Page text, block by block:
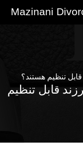
قابل تنظیم هستند؟
قابل تنظیم